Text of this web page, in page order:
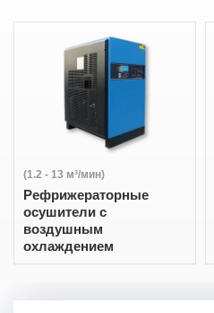
Рефрижераторные
осушители с
воздушным
охлаждением
(1.2 - 13 м³/мин)